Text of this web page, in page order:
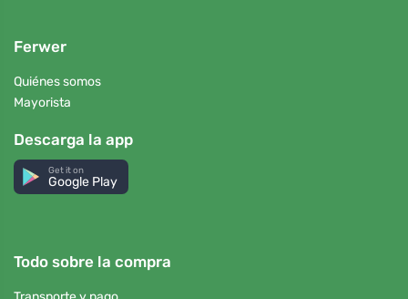
Ferwer
Quiénes somos
Mayorista
Descarga la app
Get it on
Google Play
Todo sobre la compra